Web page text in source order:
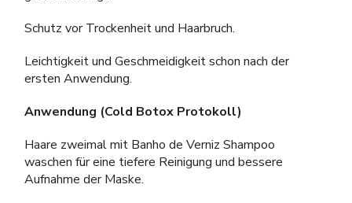
Schutz vor Trockenheit und Haarbruch.
Leichtigkeit und Geschmeidigkeit schon nach der
ersten Anwendung.
Anwendung (Cold Botox Protokoll)
Haare zweimal mit Banho de Verniz Shampoo
waschen für eine tiefere Reinigung und bessere
Aufnahme der Maske.